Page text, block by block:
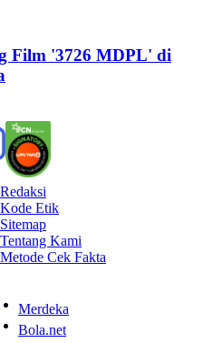
Film '3726 MDPL' di
Redaksi
Kode Etik
Sitemap
Tentang Kami
Metode Cek Fakta
Merdeka
Bola.net